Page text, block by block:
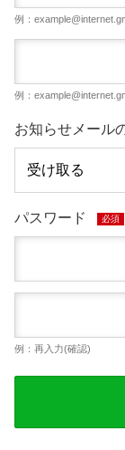
例：
例：
お知らせメール
パスワード 必須
例：再入力(確認)